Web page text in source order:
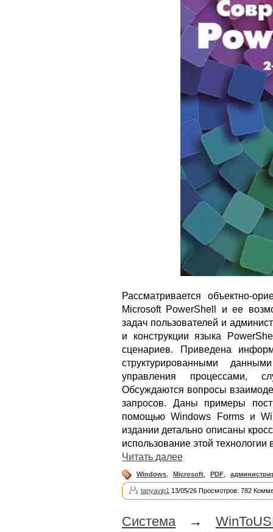
Рассматривается объектно-
Microsoft PowerShell и ее
задач пользователей и
и конструкции языка
сценариев. Приведена
структурированными
управления процессами,
Обсуждаются вопросы
запросов. Даны примеры
помощью Windows Forms и
издании детально описаны
использование этой технологии
Читать далее
Windows Microsoft PDF
tanyavip1 13/05/26 Просмотров: 782
Система→